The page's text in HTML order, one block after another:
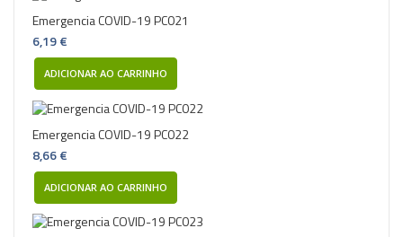
Emergencia COVID-19 PC021
6,19 €
ADICIONAR AO CARRINHO
Emergencia COVID-19 PC022
8,66 €
ADICIONAR AO CARRINHO